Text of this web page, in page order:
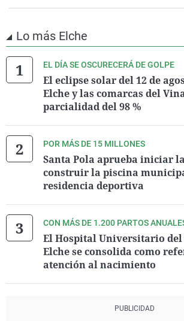
Lo más Elche
EL DÍA SE OSCURECERÁ DE GOLPE
El eclipse solar del 12 de
Elche y las comarcas del
parcialidad del 98 %
POR MÁS DE 15 MILLONES
Santa Pola aprueba iniciar
construir la piscina
residencia deportiva
CON MÁS DE 1.200 PARTOS
El Hospital Universitario del
Elche se consolida como
atención al nacimiento